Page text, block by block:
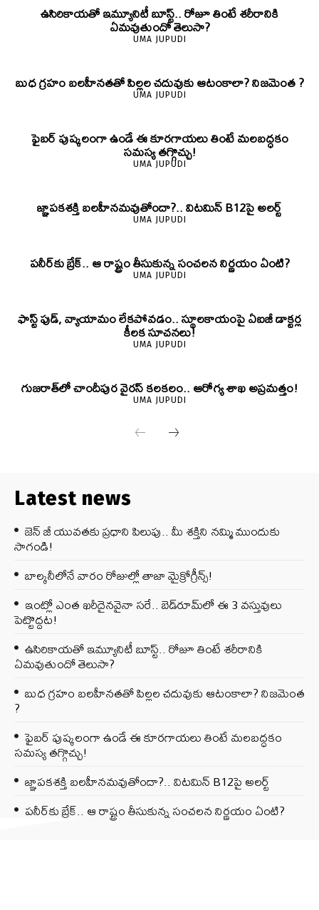
ఉసిరికాయతో ఇమ్యూనిటీ బూస్ట్‌.. రోజూ తింటే శరీరానికి
ఏమవుతుందో తెలుసా?
UMA JUPUDI
బుధ గ్రహం బలహీనతతో పిల్లల చదువుకు ఆటంకాలా? నిజమెంత ?
UMA JUPUDI
ఫైబర్‌ పుష్కలంగా ఉండే ఈ కూరగాయలు తింటే మలబద్ధకం
సమస్య తగ్గొచ్చు!
UMA JUPUDI
జ్ఞాపకశక్తి బలహీనమవుతోందా?.. విటమిన్ B12పై అలర్ట్
UMA JUPUDI
పనీర్‌కు బ్రేక్.. ఆ రాష్ట్రం తీసుకున్న సంచలన నిర్ణయం ఏంటి?
UMA JUPUDI
ఫాస్ట్ ఫుడ్, వ్యాయామం లేకపోవడం.. స్థూలకాయంపై ఏఐజీ డాక్టర్ల
కీలక సూచనలు!
UMA JUPUDI
గుజరాత్‌లో చాందీపుర వైరస్ కలకలం.. ఆరోగ్య శాఖ అప్రమత్తం!
UMA JUPUDI
Latest news
జెన్‌ జీ యువతకు ప్రధాని పిలుపు.. మీ శక్తిని నమ్మి ముందుకు
సాగండి!
బాల్కనీలోనే వారం రోజుల్లో తాజా మైక్రోగ్రీన్స్‌!
ఇంట్లో ఎంత ఖరీదైనవైనా సరే.. బెడ్‌రూమ్‌లో ఈ 3 వస్తువులు
పెట్టొద్దట!
ఉసిరికాయతో ఇమ్యూనిటీ బూస్ట్‌.. రోజూ తింటే శరీరానికి
ఏమవుతుందో తెలుసా?
బుధ గ్రహం బలహీనతతో పిల్లల చదువుకు ఆటంకాలా? నిజమెంత
?
ఫైబర్‌ పుష్కలంగా ఉండే ఈ కూరగాయలు తింటే మలబద్ధకం
సమస్య తగ్గొచ్చు!
జ్ఞాపకశక్తి బలహీనమవుతోందా?.. విటమిన్ B12పై అలర్ట్
పనీర్‌కు బ్రేక్.. ఆ రాష్ట్రం తీసుకున్న సంచలన నిర్ణయం ఏంటి?